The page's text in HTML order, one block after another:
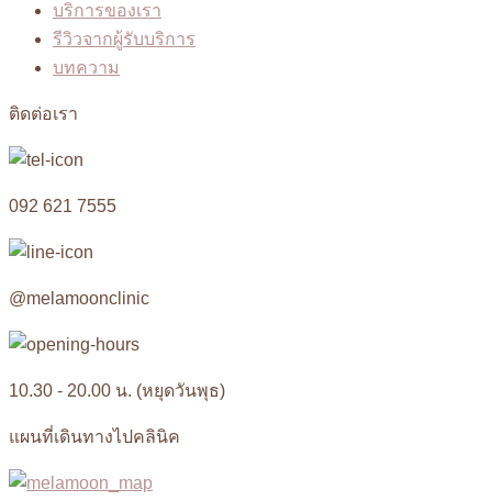
บริการของเรา
รีวิวจากผู้รับบริการ
บทความ
ติดต่อเรา
092 621 7555
@melamoonclinic
10.30 - 20.00 น. (หยุดวันพุธ)
แผนที่เดินทางไปคลินิค